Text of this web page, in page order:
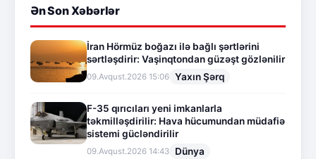
Ən Son Xəbərlər
İran Hörmüz boğazı ilə bağlı şərtlərini
sərtləşdirir: Vaşinqtondan güzəşt gözlənilir
09.Avqust.2026 15:06 Yaxın Şərq
F-35 qırıcıları yeni imkanlarla
təkmilləşdirilir: Hava hücumundan müdafiə
sistemi gücləndirilir
09.Avqust.2026 14:43 Dünya